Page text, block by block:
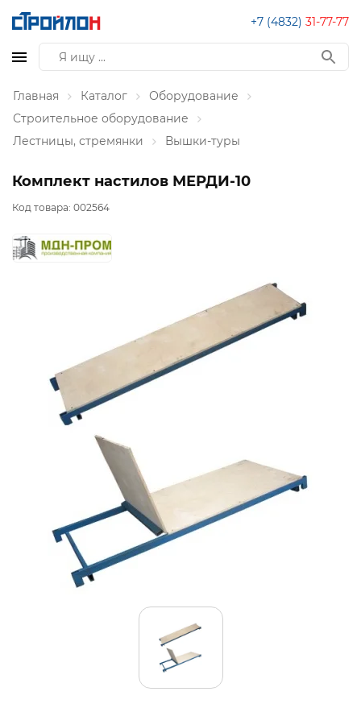
+7 (4832) 31-77-77
Главная Каталог
Оборудование
Строительное оборудование
Лестницы, стремянки
Вышки-туры
Комплект настилов МЕРДИ-10
Код товара: 002564